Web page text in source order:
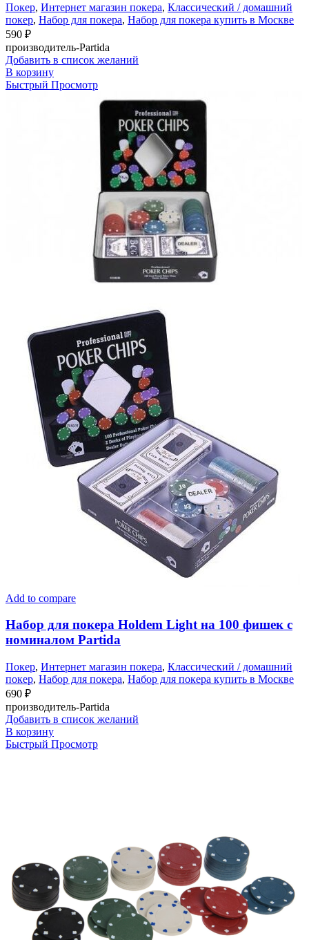
Покер, Интернет магазин покера, Классический / домашний
покер, Набор для покера, Набор для покера купить в Москве
590 ₽
производитель-Partida
Добавить в список желаний
В корзину
Быстрый Просмотр
Add to compare
Набор для покера Holdem Light на 100 фишек с
номиналом Partida
Покер, Интернет магазин покера, Классический / домашний
покер, Набор для покера, Набор для покера купить в Москве
690 ₽
производитель-Partida
Добавить в список желаний
В корзину
Быстрый Просмотр